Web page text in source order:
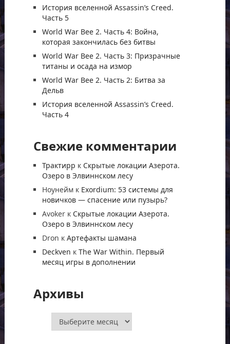
История вселенной Assassin’s Creed.
Часть 5
World War Bee 2. Часть 4: Война,
которая закончилась без битвы
World War Bee 2. Часть 3: Призрачные
титаны и осада на измор
World War Bee 2. Часть 2: Битва за
Дельв
История вселенной Assassin’s Creed.
Часть 4
Свежие комментарии
Трактирр к Скрытые локации Азерота.
Озеро в Элвиннском лесу
Ноунейм к Exordium: 53 системы для
новичков — спасение или пузырь?
Avoker к Скрытые локации Азерота.
Озеро в Элвиннском лесу
Dron кАртефакты шамана
Deckven кThe War Within. Первый
месяц игры в дополнении
Архивы
Архивы